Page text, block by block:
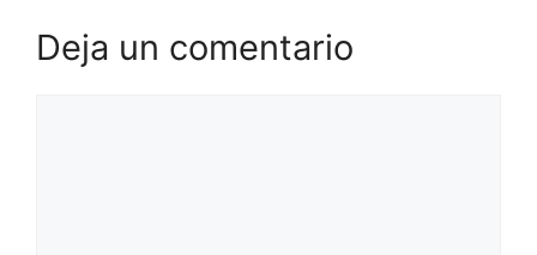
Deja un comentario